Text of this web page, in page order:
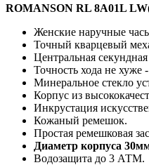
ROMANSON RL 8A01L
Женские наручные
Точный кварцевый
Центральная секундная
Точность хода не хуже
Минеральное стекло
Корпус из
Инкрустация
Кожаный ремешок.
Простая ремешковая
Диаметр корпуса
Водозащита до 3 АТМ.